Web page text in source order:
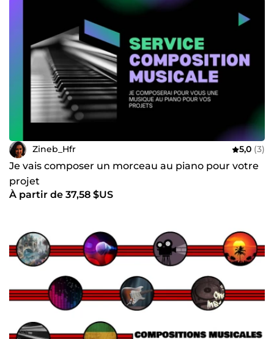
Zineb_Hfr 5,0 (3)
Je vais composer un morceau au piano pour votre
projet
À partir de 37,58 $US